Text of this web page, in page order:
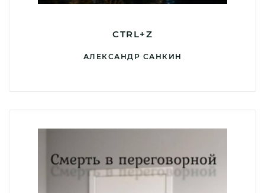
CTRL+Z
АЛЕКСАНДР САНКИН